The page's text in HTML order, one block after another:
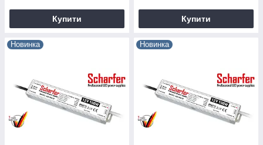
Купити Купити
Новинка Новинка